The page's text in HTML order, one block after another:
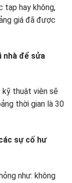
tạp hay không,
giá đã được
nhà để sửa
kỹ thuật viên sẽ
thời gian là 30
sự cố hư
như: không